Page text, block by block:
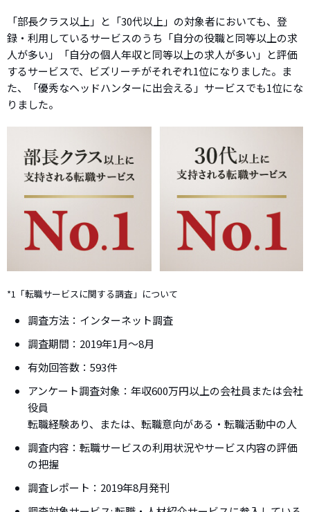
「部長クラス以上」と「30代以上」の対象者においても、登
録・利用しているサービスのうち「自分の役職と同等以上の求
人が多い」「自分の個人年収と同等以上の求人が多い」と評価
するサービスで、ビズリーチがそれぞれ1位になりました。ま
た、「優秀なヘッドハンターに出会える」サービスでも1位にな
りました。
*1「転職サービスに関する調査」について
調査方法：インターネット調査
調査期間：2019年1月～8月
有効回答数：593件
アンケート調査対象：年収600万円以上の会社員または会社
役員
転職経験あり、または、転職意向がある・転職活動中の人
調査内容：転職サービスの利用状況やサービス内容の評価
の把握
調査レポート：2019年8月発刊